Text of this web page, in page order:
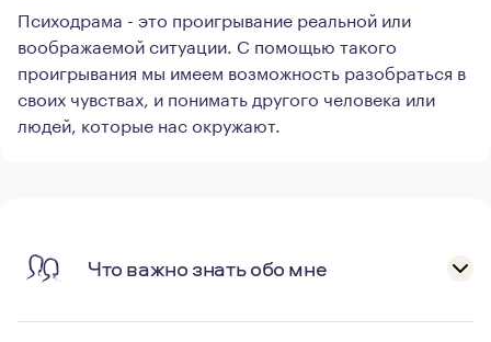
Психодрама - это проигрывание реальной или
воображаемой ситуации. С помощью такого
проигрывания мы имеем возможность разобраться в
своих чувствах, и понимать другого человека или
людей, которые нас окружают.
Что важно знать обо мне